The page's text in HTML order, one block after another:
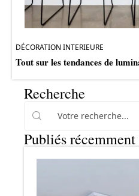
DÉCORATION INTERIEURE
Tout sur les tendances de
Recherche
Publiés récemment